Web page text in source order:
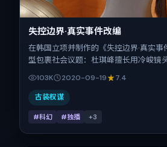
失控边界·真实事件改编
在韩国立项并制作的《失控边界·真实
型包裹社会议题：杜琪峰擅长用冷峻镜
古天乐、易烊千玺、倪妮、辛芷蕾、沈
一。上映时间：2020-09-19；片长107
质感与类型片结构的观众。
103K 2020-09-19 7.4
古装权谋
#科幻 #独播 +3